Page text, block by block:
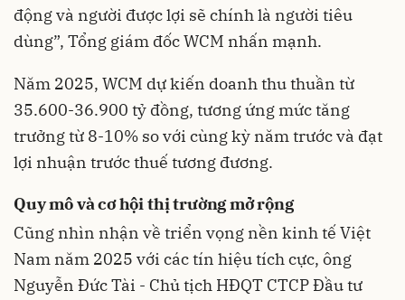
động và người được lợi sẽ chính là người tiêu
dùng”, Tổng giám đốc WCM nhấn mạnh.
Năm 2025, WCM dự kiến doanh thu thuần từ
35.600-36.900 tỷ đồng, tương ứng mức tăng
trưởng từ 8-10% so với cùng kỳ năm trước và đạt
lợi nhuận trước thuế tương đương.
Quy mô và cơ hội thị trường mở rộng
Cũng nhìn nhận về triển vọng nền kinh tế Việt
Nam năm 2025 với các tín hiệu tích cực, ông
Nguyễn Đức Tài - Chủ tịch HĐQT CTCP Đầu tư